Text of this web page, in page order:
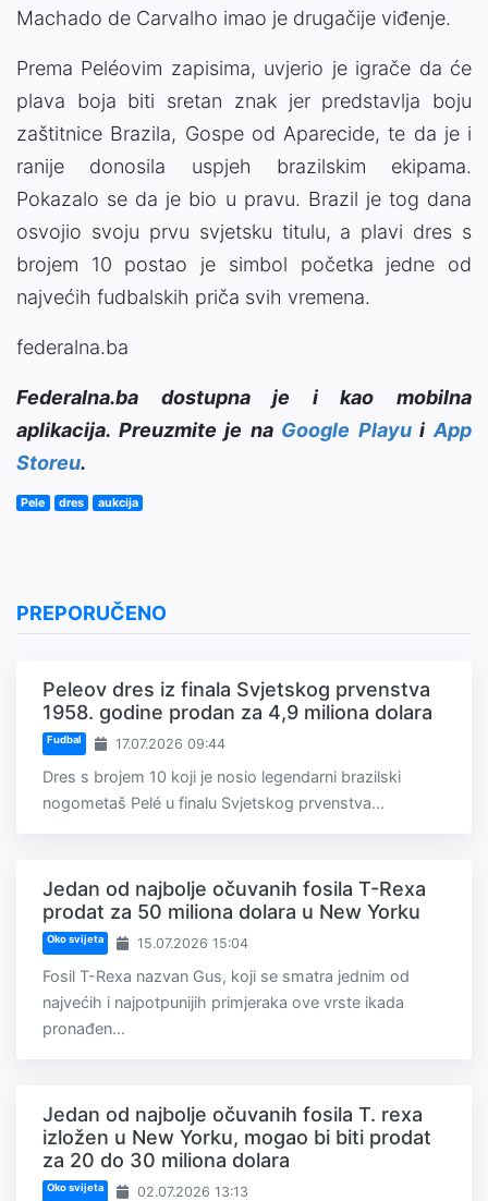
Machado de Carvalho imao je drugačije viđenje.
Prema Peléovim zapisima, uvjerio je igrače da će
plava boja biti sretan znak jer predstavlja boju
zaštitnice Brazila, Gospe od Aparecide, te da je i
ranije donosila uspjeh brazilskim ekipama.
Pokazalo se da je bio u pravu. Brazil je tog dana
osvojio svoju prvu svjetsku titulu, a plavi dres s
brojem 10 postao je simbol početka jedne od
najvećih fudbalskih priča svih vremena.
federalna.ba
Federalna.ba dostupna je i kao mobilna
aplikacija. Preuzmite je na Google PlayuiApp
Storeu.
Pele dres aukcija
PREPORUČENO
Peleov dres iz finala Svjetskog prvenstva
1958. godine prodan za 4,9 miliona dolara
Fudbal 17.07.2026 09:44
Dres s brojem 10 koji je nosio legendarni brazilski
nogometaš Pelé u finalu Svjetskog prvenstva...
Jedan od najbolje očuvanih fosila T-Rexa
prodat za 50 miliona dolara u New Yorku
Oko svijeta 15.07.2026 15:04
Fosil T-Rexa nazvan Gus, koji se smatra jednim od
najvećih i najpotpunijih primjeraka ove vrste ikada
pronađen...
Jedan od najbolje očuvanih fosila T. rexa
izložen u New Yorku, mogao bi biti prodat
za 20 do 30 miliona dolara
Oko svijeta 02.07.2026 13:13